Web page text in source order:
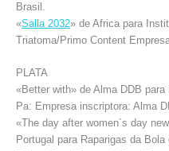
Brasil.
«Salla 2032» de Africa para
Triatoma/Primo Content
PLATA
«Better with» de Alma DDB
Pa: Empresa inscriptora: Alma
«The day after women´s day
Portugal para Raparigas da